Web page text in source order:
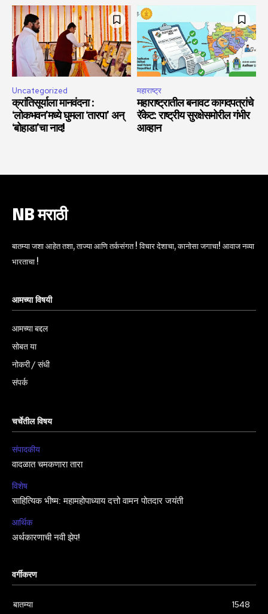
Uncategorized
क्रांतिसूर्याला मानवंदना :
‘लोकभवन’मध्ये घुमला ‘तारपा’ अन्
‘बोहाडा’चा नाद!
महाराष्ट्र
महाराष्ट्रातील बनावट कागदपत्रांचे
रॅकेट: राष्ट्रीय सुरक्षेसमोरील गंभीर
आव्हान
NB मराठी
बातम्या जशा आहेत तशा, ताज्या आणि तर्कसंगत ! विचार देशाचा, कानोसा जगाचा! आवाज नव्या
भारताचा !
आमच्या विषयी
आमच्या बद्दल
सोबत या
नोकरी / संधी
संपर्क
चर्चेतील विषय
संपादकीय
वादळात चमकणारा तारा
विशेष
साहित्यिक भीष्म: महामहोपाध्याय दत्तो वामन पोतदार जयंती
आर्थिक
अर्थकारणाची नवी झेप!
वर्गीकरण
बातम्या 1548